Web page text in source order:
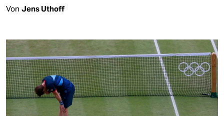
Von Jens Uthoff